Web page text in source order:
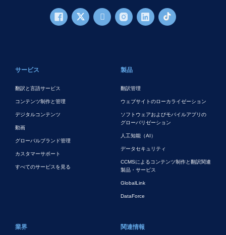
サービス
翻訳と言語サービス
コンテンツ制作と管理
デジタルコンテンツ
動画
グローバルブランド管理
カスタマーサポート
すべてのサービスを見る
製品
翻訳管理
ウェブサイトのローカライゼーション
ソフトウェアおよびモバイルアプリの
グローバリゼーション
人工知能（AI）
データセキュリティ
CCMSによるコンテンツ制作と翻訳関連
製品・サービス
GlobalLink
DataForce
業界 関連情報